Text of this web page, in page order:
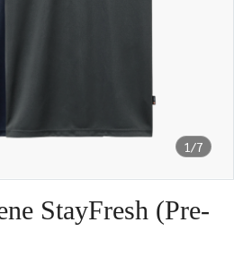
1/7
StayFresh (Pre-